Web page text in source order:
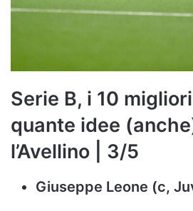
Serie B, i 10
quante idee
l’Avellino | 3/5
Giuseppe Leone (c,